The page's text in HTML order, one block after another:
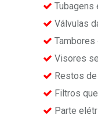
Tubagens
Válvulas
Visores
Restos
Filtros
Parte